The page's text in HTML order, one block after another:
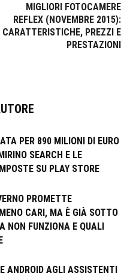
MIGLIORI FOTOCAMERE
REFLEX (NOVEMBRE 2015):
CARATTERISTICHE, PREZZI E
PRESTAZIONI
PER 890 MILIONI DI EURO
SEARCH E LE
SU PLAY STORE
PROMETTE
CARI, MA È GIÀ SOTTO
NON FUNZIONA E QUALI
ANDROID AGLI ASSISTENTI